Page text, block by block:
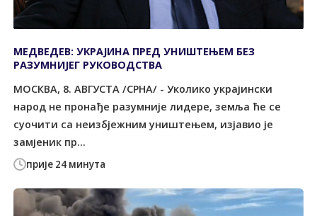
прије 24 минута
МЕДВЕДЕВ: УКРАЈИНА ПРЕД УНИШТЕЊЕМ БЕЗ
РАЗУМНИЈЕГ РУКОВОДСТВА
МОСКВА, 8. АВГУСТА /СРНА/ - Уколико украјински
народ не пронађе разумније лидере, земља ће се
суочити са неизбјежним уништењем, изјавио је
замјеник пр...